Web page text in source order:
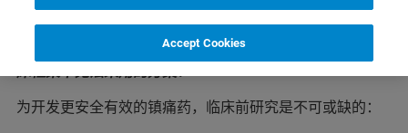
烦躁（κ），还可减轻焦虑，并具有抗抑郁特性（δ）。
对于这些受体的研究，在临床前框架下，可采用哪些在临
床框架下无法采用的方案？
为开发更安全有效的镇痛药，临床前研究是不可或缺的：
Accept Cookies